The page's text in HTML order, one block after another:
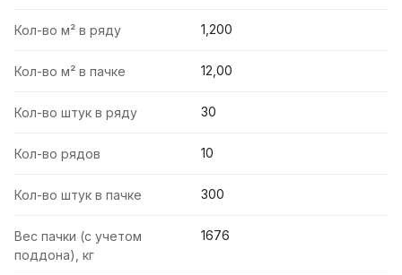
Кол-во м² в ряду 1,200
Кол-во м² в пачке 12,00
Кол-во штук в ряду 30
Кол-во рядов 10
Кол-во штук в пачке 300
Вес пачки (с учетом
поддона), кг
1676